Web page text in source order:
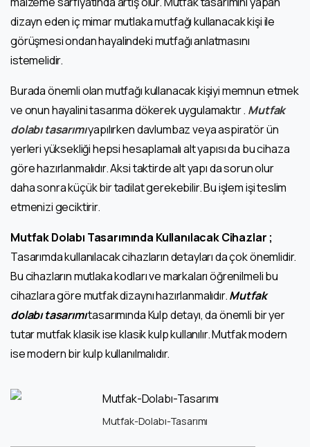
dizayn eden iç mimar mutlaka mutfağı kullanacak kişi ile
görüşmesi ondan hayalindeki mutfağı anlatmasını
istemelidir.
Burada önemli olan mutfağı kullanacak kişiyi memnun etmek
ve onun hayalini tasarıma dökerek uygulamaktır . Mutfak
dolabı tasarımıyapılırken davlumbaz veya aspiratör ün
yerleri yüksekliği hepsi hesaplamalı alt yapısı da bu cihaza
göre hazırlanmalıdır. Aksi taktirde alt yapı da sorun olur
daha sonra küçük bir tadilat gerekebilir. Bu işlem işi teslim
etmenizi geciktirir.
Mutfak Dolabı Tasarımında Kullanılacak Cihazlar ;
Tasarımda kullanılacak cihazların detayları da çok önemlidir.
Bu cihazların mutlaka kodları ve markaları öğrenilmeli bu
cihazlara göre mutfak dizaynı hazırlanmalıdır.Mutfak
dolabı tasarımıtasarımında Kulp detayı, da önemli bir yer
tutar mutfak klasik ise klasik kulp kullanılır. Mutfak modern
ise modern bir kulp kullanılmalıdır.
Mutfak-Dolabı-Tasarımı